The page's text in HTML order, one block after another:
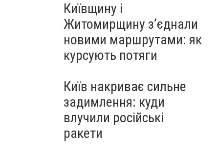
Київщину і
Житомирщину з’єднали
новими маршрутами: як
курсують потяги
Київ накриває сильне
задимлення: куди
влучили російські
ракети